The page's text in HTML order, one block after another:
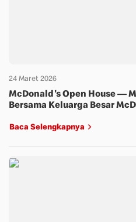
24 Maret 2026
McDonald's Open House —
Bersama Keluarga Besar McD
Baca Selengkapnya